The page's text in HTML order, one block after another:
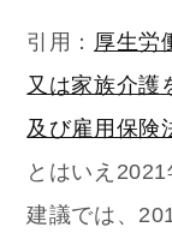
引用： 厚生労
又は家族介護
及び雇用保険
とはいえ
建議では、